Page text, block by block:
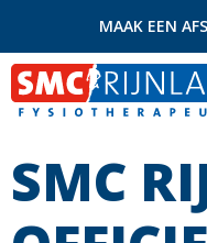
Naar
inhoud
MAAK EEN
SMC